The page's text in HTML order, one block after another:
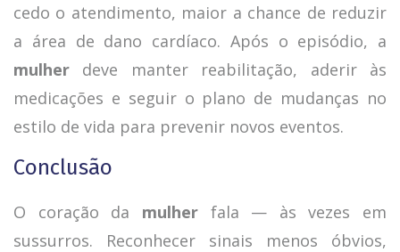
cedo o atendimento, maior a chance de reduzir
a área de dano cardíaco. Após o episódio, a
mulher deve manter reabilitação, aderir às
medicações e seguir o plano de mudanças no
estilo de vida para prevenir novos eventos.
Conclusão
O coração da mulherfala — às vezes em
sussurros. Reconhecer sinais menos óbvios,